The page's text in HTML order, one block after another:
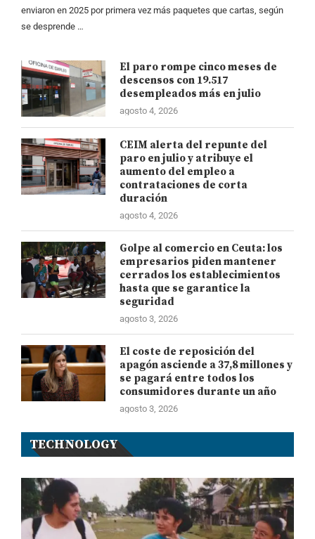
enviaron en 2025 por primera vez más paquetes que cartas, según
se desprende …
El paro rompe cinco meses de
descensos con 19.517
desempleados más en julio
agosto 4, 2026
CEIM alerta del repunte del
paro en julio y atribuye el
aumento del empleo a
contrataciones de corta
duración
agosto 4, 2026
Golpe al comercio en Ceuta: los
empresarios piden mantener
cerrados los establecimientos
hasta que se garantice la
seguridad
agosto 3, 2026
El coste de reposición del
apagón asciende a 37,8 millones y
se pagará entre todos los
consumidores durante un año
agosto 3, 2026
TECHNOLOGY